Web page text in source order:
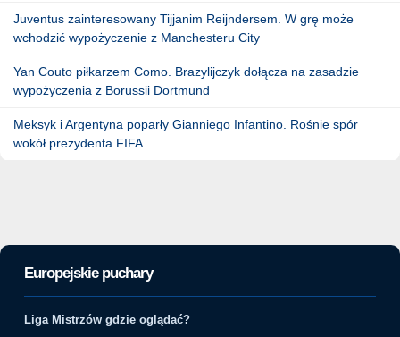
Juventus zainteresowany Tijjanim Reijndersem. W grę może
wchodzić wypożyczenie z Manchesteru City
Yan Couto piłkarzem Como. Brazylijczyk dołącza na zasadzie
wypożyczenia z Borussii Dortmund
Meksyk i Argentyna poparły Gianniego Infantino. Rośnie spór
wokół prezydenta FIFA
Europejskie puchary
Liga Mistrzów gdzie oglądać?